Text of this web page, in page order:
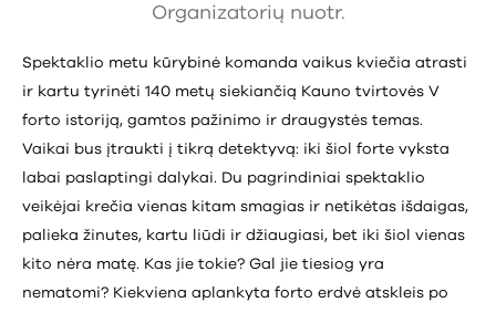
Organizatorių nuotr.
Spektaklio metu kūrybinė komanda vaikus kviečia atrasti
ir kartu tyrinėti 140 metų siekiančią Kauno tvirtovės V
forto istoriją, gamtos pažinimo ir draugystės temas.
Vaikai bus įtraukti į tikrą detektyvą: iki šiol forte vyksta
labai paslaptingi dalykai. Du pagrindiniai spektaklio
veikėjai krečia vienas kitam smagias ir netikėtas išdaigas,
palieka žinutes, kartu liūdi ir džiaugiasi, bet iki šiol vienas
kito nėra matę. Kas jie tokie? Gal jie tiesiog yra
nematomi? Kiekviena aplankyta forto erdvė atskleis po